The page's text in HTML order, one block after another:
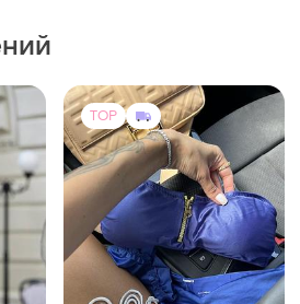
блискучий купальник
36 / S / 44 и еще 1
TOP